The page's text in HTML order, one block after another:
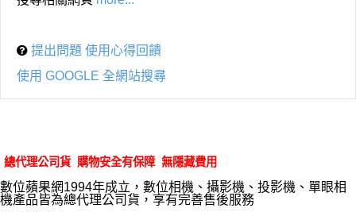
提出問題 使用心得回饋
使用 GOOGLE 全網站搜尋
總代理公司貨 購物安全有保障 無隱藏費用
數位蘋果網1994年成立，數位相機、攝影機、投影機、單眼相
機產品皆為總代理公司貨，享有完善售後服務